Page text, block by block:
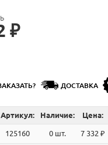
₽
ДОСТАВКА
Артикул: Наличие: Цена:
125160 0 шт. 7 332 ₽